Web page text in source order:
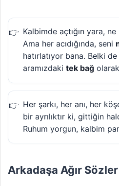
Kalbimde açtığın yara,
Ama her acıdığında, seni
hatırlatıyor bana. Belki
aramızdaki tek bağ
Her şarkı, her anı, her
bir ayrılıktır ki, gittiğin
Ruhum yorgun, kalbim
Arkadaşa Ağır Sözler